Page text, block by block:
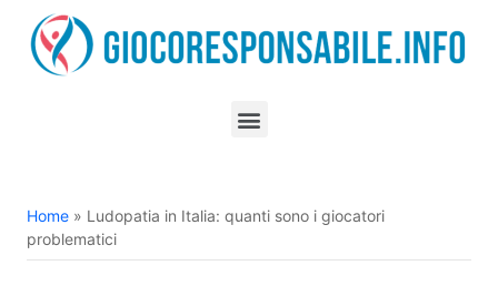
Home » Ludopatia in Italia: quanti sono i giocatori
problematici